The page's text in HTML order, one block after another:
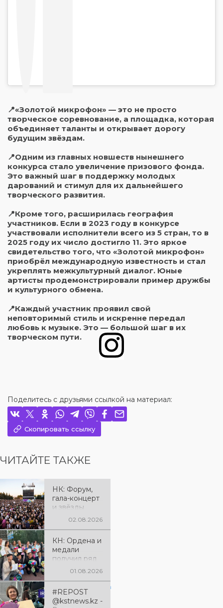
View this post on Instagram
📍«Золотой микрофон» — это не просто
творческое соревнование, а площадка, которая
объединяет таланты и открывает дорогу
будущим звёздам.
📍Одним из главных новшеств нынешнего
конкурса стало увеличение призового фонда.
Это важный шаг в поддержку молодых
дарований и стимул для их дальнейшего
творческого развития.
📍Кроме того, расширилась география
участников. Если в 2023 году в конкурсе
участвовали исполнители всего из 5 стран, то в
2025 году их число достигло 11. Это яркое
свидетельство того, что «Золотой микрофон»
приобрёл международную известность и стал
укреплять межкультурный диалог. Юные
артисты продемонстрировали пример дружбы
и культурного обмена.
📍Каждый участник проявил свой
неповторимый стиль и искренне передал
любовь к музыке. Это — большой шаг в их
творческом пути.
Поделитесь с друзьями ссылкой на материал:
Скопировать ссылку
ЧИТАЙТЕ ТАКЖЕ
НК: Форум,
гала-концерт
и звёзды
эстрады: как
Костанайско
й области
02.08.2026
КН: Ордена и
медали
получил ряд
жителей
Костанайско
й области
01.08.2026
#REPOST
@kstnews.kz -